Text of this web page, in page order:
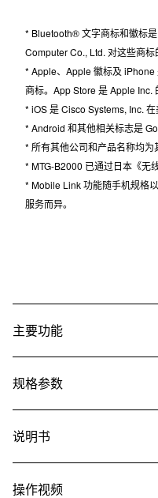
* Bluetooth® 文字商标和徽标
Computer Co., Ltd. 对这些商标
* Apple、Apple 徽标及
商标。App Store 是 Apple Inc.
* iOS 是 Cisco Systems, Inc. 在
* Android 和其他相关标志是
* 所有其他公司和产品名称均为
* MTG-B2000 已通过日本《无
* Mobile Link 功能随手机规格
服务而异。
主要功能
规格参数
说明书
操作视频